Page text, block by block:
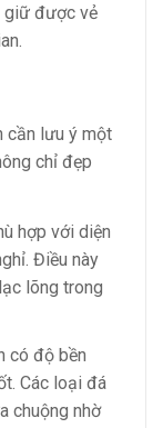
giữ được vẻ
cần lưu ý một
chỉ đẹp
hợp với diện
Điều này
lõng trong
có độ bền
Các loại đá
chuộng nhờ